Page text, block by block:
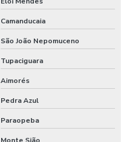
Camanducaia
São João Nepomuceno
Tupaciguara
Aimorés
Pedra Azul
Paraopeba